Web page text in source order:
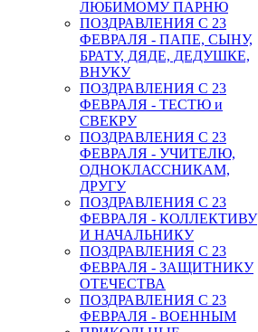
ЛЮБИМОМУ ПАРНЮ
ПОЗДРАВЛЕНИЯ С 23
ФЕВРАЛЯ - ПАПЕ, СЫНУ,
БРАТУ, ДЯДЕ, ДЕДУШКЕ,
ВНУКУ
ПОЗДРАВЛЕНИЯ С 23
ФЕВРАЛЯ - ТЕСТЮ и
СВЕКРУ
ПОЗДРАВЛЕНИЯ С 23
ФЕВРАЛЯ - УЧИТЕЛЮ,
ОДНОКЛАССНИКАМ,
ДРУГУ
ПОЗДРАВЛЕНИЯ С 23
ФЕВРАЛЯ - КОЛЛЕКТИВУ
И НАЧАЛЬНИКУ
ПОЗДРАВЛЕНИЯ С 23
ФЕВРАЛЯ - ЗАЩИТНИКУ
ОТЕЧЕСТВА
ПОЗДРАВЛЕНИЯ С 23
ФЕВРАЛЯ - ВОЕННЫМ